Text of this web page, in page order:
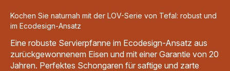
Kochen Sie naturnah mit der LOV-Serie von Tefal: robust und
im Ecodesign-Ansatz
Eine robuste Servierpfanne im Ecodesign-Ansatz aus
zurückgewonnenem Eisen und mit einer Garantie von 20
Jahren. Perfektes Schongaren für saftige und zarte